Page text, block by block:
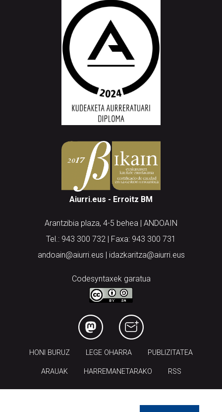
Aiurri.eus - Erroitz BM
Arantzibia plaza, 4-5 behea | ANDOAIN
Tel.: 943 300 732 | Faxa: 943 300 731
andoain@aiurri.eus | idazkaritza@aiurri.eus
Codesyntaxek garatua
HONI BURUZ LEGE OHARRA PUBLIZITATEA
ARAUAK HARREMANETARAKO RSS